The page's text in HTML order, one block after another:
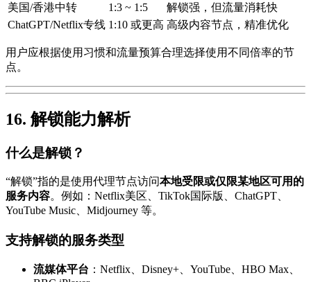
美国/香港中转
1:3 ~ 1:5
解锁强，但流量消耗快
ChatGPT/Netflix专线 1:10 或更高 高级内容节点，精准优化
用户应根据使用习惯和流量预算合理选择使用不同倍率的节
点。
16. 解锁能力解析
什么是解锁？
“解锁”指的是使用代理节点访问本地受限或仅限某地区可用的
服务内容。例如：Netflix美区、TikTok国际版、ChatGPT、
YouTube Music、Midjourney 等。
支持解锁的服务类型
流媒体平台 ：Netflix、Disney+、YouTube、HBO Max、